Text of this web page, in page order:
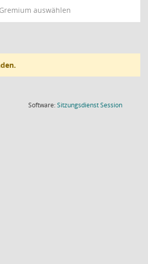
Gremium auswählen
Software:SitzungsdienstSession(Wird in